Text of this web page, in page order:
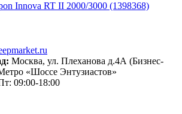
Innova RT II 2000/3000 (1398368)
Москва, ул. Плеханова д.4А (Бизнес-
«Шоссе Энтузиастов»
09:00-18:00